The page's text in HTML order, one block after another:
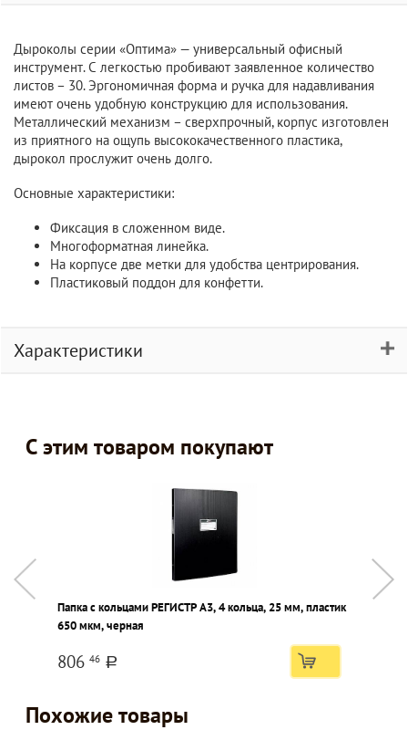
Дыроколы серии «Оптима» — универсальный офисный
инструмент. С легкостью пробивают заявленное количество
листов – 30. Эргономичная форма и ручка для надавливания
имеют очень удобную конструкцию для использования.
Металлический механизм – сверхпрочный, корпус изготовлен
из приятного на ощупь высококачественного пластика,
дырокол прослужит очень долго.
Основные характеристики:
Фиксация в сложенном виде.
Многоформатная линейка.
На корпусе две метки для удобства центрирования.
Пластиковый поддон для конфетти.
Характеристики
С этим товаром покупают
Папка с кольцами РЕГИСТР А3, 4 кольца, 25 мм, пластик
650 мкм, черная
806 46 a
Похожие товары